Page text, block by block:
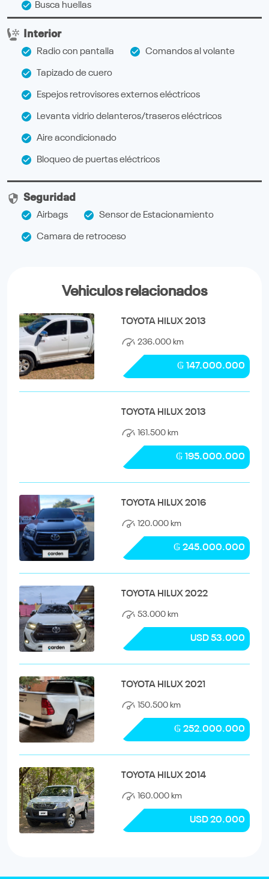
Busca huellas
Interior
Radio con pantalla Comandos al volante
Tapizado de cuero
Espejos retrovisores externos eléctricos
Levanta vidrio delanteros/traseros eléctricos
Aire acondicionado
Bloqueo de puertas eléctricos
Seguridad
Airbags Sensor de Estacionamiento
Camara de retroceso
Vehiculos relacionados
TOYOTA HILUX 2013
236.000 km
₲ 147.000.000
TOYOTA HILUX 2013
161.500 km
₲ 195.000.000
TOYOTA HILUX 2016
120.000 km
₲ 245.000.000
TOYOTA HILUX 2022
53.000 km
USD 53.000
TOYOTA HILUX 2021
150.500 km
₲ 252.000.000
TOYOTA HILUX 2014
160.000 km
USD 20.000